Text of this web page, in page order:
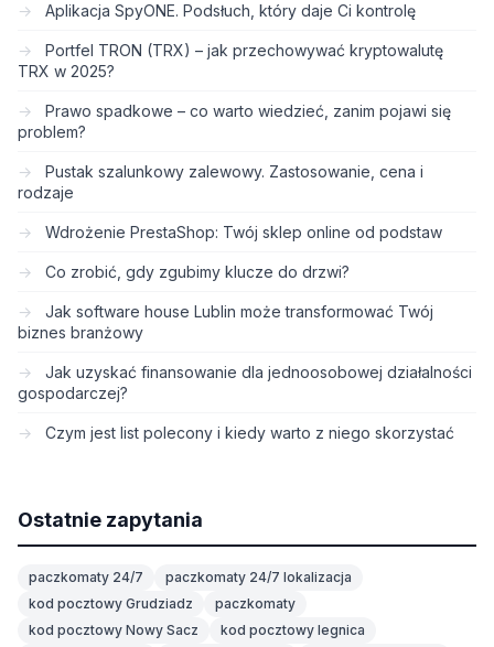
Aplikacja SpyONE. Podsłuch, który daje Ci kontrolę
Portfel TRON (TRX) – jak przechowywać kryptowalutę
TRX w 2025?
Prawo spadkowe – co warto wiedzieć, zanim pojawi się
problem?
Pustak szalunkowy zalewowy. Zastosowanie, cena i
rodzaje
Wdrożenie PrestaShop: Twój sklep online od podstaw
Co zrobić, gdy zgubimy klucze do drzwi?
Jak software house Lublin może transformować Twój
biznes branżowy
Jak uzyskać finansowanie dla jednoosobowej działalności
gospodarczej?
Czym jest list polecony i kiedy warto z niego skorzystać
Ostatnie zapytania
paczkomaty 24/7
paczkomaty 24/7 lokalizacja
kod pocztowy Grudziadz
paczkomaty
kod pocztowy Nowy Sacz
kod pocztowy legnica